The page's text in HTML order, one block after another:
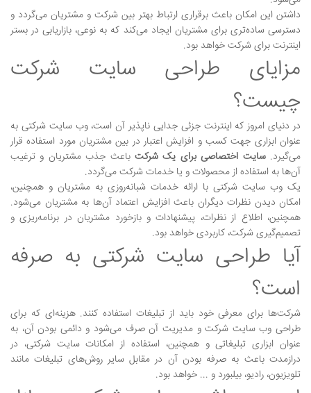
داشتن این امکان باعث برقراری ارتباط بهتر بین شرکت و مشتریان می‌گردد و
دسترسی ساده‌تری برای مشتریان ایجاد می‌کند که به نوعی، بازاریابی در بستر
اینترنت برای شرکت خواهد بود.
مزایای طراحی سایت شرکت
چیست؟
در دنیای امروز که اینترنت جزئی جدایی ناپذیر آن است، وب سایت شرکتی به
عنوان ابزاری جهت کسب و افزایش اعتبار در بین مشتریان مورد استفاده قرار
می‌گیرد. سایت اختصاصی برای یک شرکت باعث جذب مشتریان و ترغیب
آن‌ها به استفاده از محصولات و یا خدمات شرکت می‌گردد.
یک وب سایت شرکتی با ارائه خدمات شبانه‌روزی به مشتریان و همچنین،
امکان دیدن نظرات دیگران باعث افزایش اعتماد آن‌ها به مشتریان می‌شود.
همچنین، اطلاع از نظرات، پیشنهادات و بازخورد مشتریان در برنامه‌ریزی و
تصمیم‌گیری شرکت، کاربردی خواهد بود.
آیا طراحی سایت شرکتی به صرفه
است؟
شرکت‌ها برای معرفی خود باید از تبلیغات استفاده کنند. هزینه‌ای که برای
طراحی وب سایت شرکت و مدیریت آن صرف می‌شود و دائمی بودن آن، به
عنوان ابزاری تبلیغاتی و همچنین، استفاده از امکانات سایت شرکتی، در
درازمدت باعث به صرفه بودن آن در مقابل سایر روش‌های تبلیغات مانند
تلویزیون، رادیو، بیلبورد و ... خواهد بود.